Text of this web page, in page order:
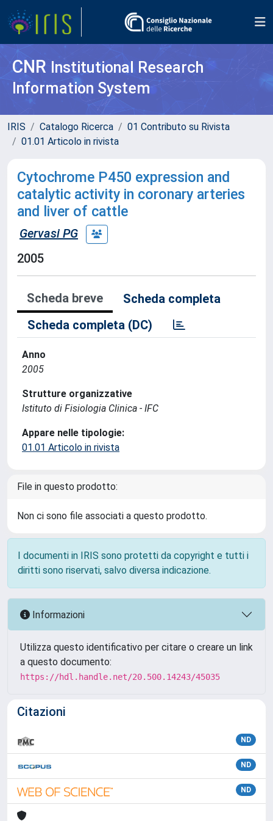
CNR Institutional Research
Information System
IRIS Catalogo Ricerca
01 Contributo su Rivista
01.01 Articolo in rivista
Cytochrome P450 expression and
catalytic activity in coronary arteries
and liver of cattle
Gervasi PG
2005
Scheda breve
Scheda completa
Scheda completa (DC)
Anno
2005
Strutture organizzative
Istituto di Fisiologia Clinica - IFC
Appare nelle tipologie:
01.01 Articolo in rivista
File in questo prodotto:
Non ci sono file associati a questo prodotto.
I documenti in IRIS sono protetti da copyright e tutti i
diritti sono riservati, salvo diversa indicazione.
Informazioni
Utilizza questo identificativo per citare o creare un link
a questo documento:
https://hdl.handle.net/20.500.14243/45035
Citazioni
ND
ND
ND